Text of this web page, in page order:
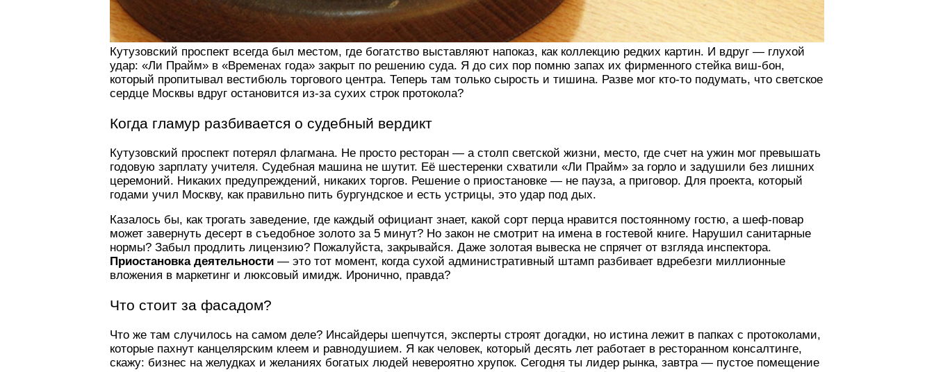
Кутузовский проспект всегда был местом, где богатство выставляют напоказ, как коллекцию редких картин. И вдруг — глухой
удар: «Ли Прайм» в «Временах года» закрыт по решению суда. Я до сих пор помню запах их фирменного стейка виш-бон,
который пропитывал вестибюль торгового центра. Теперь там только сырость и тишина. Разве мог кто-то подумать, что светское
сердце Москвы вдруг остановится из-за сухих строк протокола?
Когда гламур разбивается о судебный вердикт
Кутузовский проспект потерял флагмана. Не просто ресторан — а столп светской жизни, место, где счет на ужин мог превышать
годовую зарплату учителя. Судебная машина не шутит. Её шестеренки схватили «Ли Прайм» за горло и задушили без лишних
церемоний. Никаких предупреждений, никаких торгов. Решение о приостановке — не пауза, а приговор. Для проекта, который
годами учил Москву, как правильно пить бургундское и есть устрицы, это удар под дых.
Казалось бы, как трогать заведение, где каждый официант знает, какой сорт перца нравится постоянному гостю, а шеф-повар
может завернуть десерт в съедобное золото за 5 минут? Но закон не смотрит на имена в гостевой книге. Нарушил санитарные
нормы? Забыл продлить лицензию? Пожалуйста, закрывайся. Даже золотая вывеска не спрячет от взгляда инспектора.
Приостановка деятельности— это тот момент, когда сухой административный штамп разбивает вдребезги миллионные
вложения в маркетинг и люксовый имидж. Иронично, правда?
Что стоит за фасадом?
Что же там случилось на самом деле? Инсайдеры шепчутся, эксперты строят догадки, но истина лежит в папках с протоколами,
которые пахнут канцелярским клеем и равнодушием. Я как человек, который десять лет работает в ресторанном консалтинге,
скажу: бизнес на желудках и желаниях богатых людей невероятно хрупок. Сегодня ты лидер рынка, завтра — пустое помещение